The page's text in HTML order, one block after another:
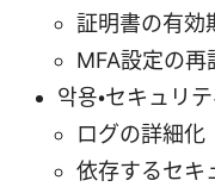
証明書の有効
MFA設定の再
악용・セキュリ
ログの詳細化
依存するセキ